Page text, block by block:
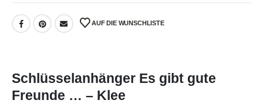
AUF DIE WUNSCHLISTE
Schlüsselanhänger Es gibt gute
Freunde … – Klee